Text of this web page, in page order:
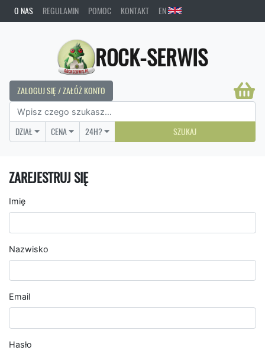
O NAS REGULAMIN POMOC KONTAKT EN
ROCK-SERWIS
ZALOGUJ SIĘ / ZAŁÓŻ KONTO
DZIAŁ CENA 24H? SZUKAJ
ZAREJESTRUJ SIĘ
Imię
Nazwisko
Email
Hasło